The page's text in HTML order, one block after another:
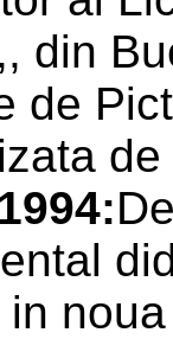
din
de
1994: